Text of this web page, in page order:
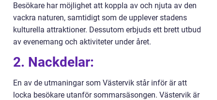
Besökare har möjlighet att koppla av och njuta av den
vackra naturen, samtidigt som de upplever stadens
kulturella attraktioner. Dessutom erbjuds ett brett utbud
av evenemang och aktiviteter under året.
2. Nackdelar:
En av de utmaningar som Västervik står inför är att
locka besökare utanför sommarsäsongen. Västervik är